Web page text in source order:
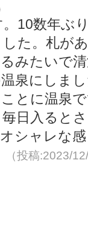
10数年ぶ
た。札が
みたいで
泉にしま
とに温泉
日入ると
シャレな
（投稿:2023/